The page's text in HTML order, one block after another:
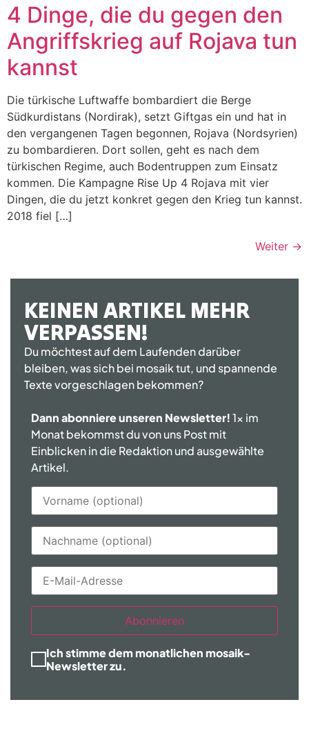
4 Dinge, die du gegen den
Angriffskrieg auf Rojava tun
kannst
Die türkische Luftwaffe bombardiert die Berge
Südkurdistans (Nordirak), setzt Giftgas ein und hat in
den vergangenen Tagen begonnen, Rojava (Nordsyrien)
zu bombardieren. Dort sollen, geht es nach dem
türkischen Regime, auch Bodentruppen zum Einsatz
kommen. Die Kampagne Rise Up 4 Rojava mit vier
Dingen, die du jetzt konkret gegen den Krieg tun kannst.
2018 fiel […]
Weiter →
KEINEN ARTIKEL MEHR
VERPASSEN!
Du möchtest auf dem Laufenden darüber
bleiben, was sich bei mosaik tut, und spannende
Texte vorgeschlagen bekommen?
Dann abonniere unseren Newsletter!1x im
Monat bekommst du von uns Post mit
Einblicken in die Redaktion und ausgewählte
Artikel.
Abonnieren
Ich stimme dem monatlichen mosaik-
Newsletter zu.